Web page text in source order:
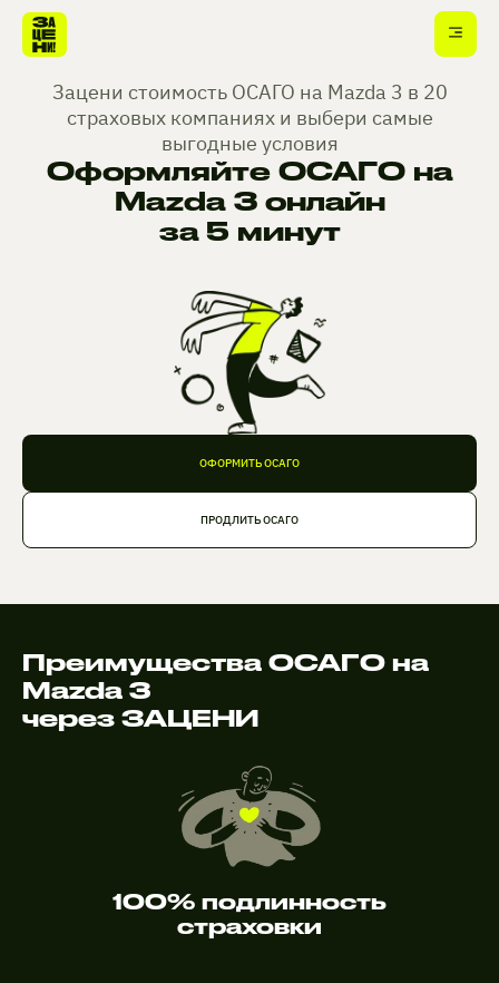
Зацени стоимость ОСАГО на Mazda 3 в 20
страховых компаниях и выбери самые
выгодные условия
Оформляйте ОСАГО на
Mazda 3 онлайн
за 5 минут
ОФОРМИТЬ ОСАГО
ПРОДЛИТЬ ОСАГО
Преимущества ОСАГО на
Mazda 3
через ЗАЦЕНИ
100% подлинность
страховки